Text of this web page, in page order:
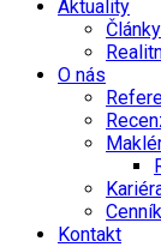
Aktuality
Články
O nás
Cenník
Kontakt